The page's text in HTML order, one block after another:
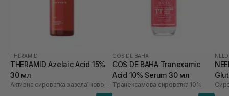
THERAMID
THERAMID Azelaic Acid 15%
30 мл
Активна сироватка з азелаїновою кислотою
COS DE BAHA
COS DE BAHA Tranexamic
Acid 10% Serum 30 мл
Транексамова сироватка 10%